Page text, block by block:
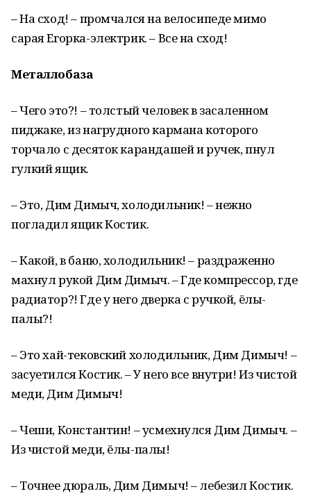
– На сход! – промчался на велосипеде мимо
сарая Егорка-электрик. – Все на сход!
Металлобаза
– Чего это?! – толстый человек в засаленном
пиджаке, из нагрудного кармана которого
торчало с десяток карандашей и ручек, пнул
гулкий ящик.
– Это, Дим Димыч, холодильник! – нежно
погладил ящик Костик.
– Какой, в баню, холодильник! – раздраженно
махнул рукой Дим Димыч. – Где компрессор, где
радиатор?! Где у него дверка с ручкой, ёлы-
палы?!
– Это хай-тековский холодильник, Дим Димыч! –
засуетился Костик. – У него все внутри! Из чистой
меди, Дим Димыч!
– Чеши, Константин! – усмехнулся Дим Димыч. –
Из чистой меди, ёлы-палы!
– Точнее дюраль, Дим Димыч! – лебезил Костик.